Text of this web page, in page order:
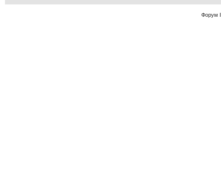
Форум